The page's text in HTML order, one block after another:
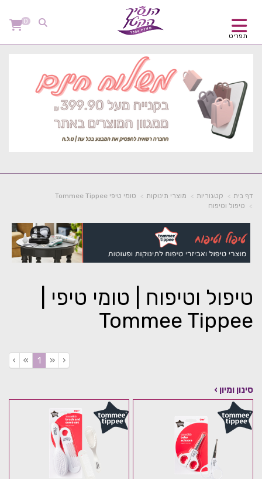
תפריט
0
דף בית קטגוריות מוצרי תינוקות
טומי טיפי Tommee Tippee
טיפול וטיפוח
טיפול וטיפוח | טומי טיפי |
Tommee Tippee
‹
«
1
»
›
סינון ומיון ›